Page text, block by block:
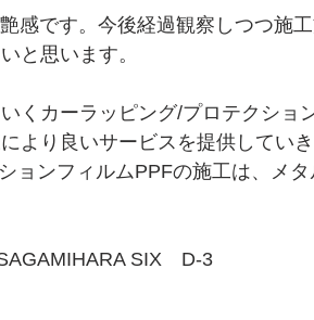
感です。今後経過観察しつつ施
と思います。
くカーラッピング/プロテクショ
より良いサービスを提供してい
ョンフィルムPPFの施工は、メ
SIX　D-3